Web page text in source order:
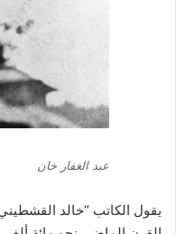
عبد الغفار خان
يقول الكاتب “خالد